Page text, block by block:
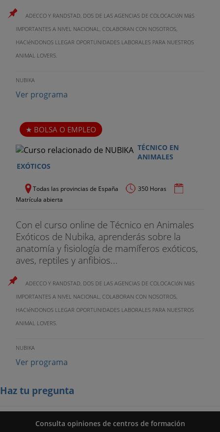
ADECCO Y RANDSTAD, DOS DE LAS AGENCIAS DE COLOCACIóN MáS
IMPORTANTES A NIVEL NACIONAL, COLABORAN CON NOSOTROS,
HACIéNDONOS LLEGAR OPORTUNIDADES LABORALES PARA NUESTROS
ANIMAL LOVERS.
NUBIKA
Ver programa
BOLSA O EMPLEO
TÉCNICO EN
ANIMALES
EXÓTICOS
Todas las provincias de España
350 Horas
Matrícula abierta
Con el curso online de Técnico en Animales
Exóticos de Nubika, aprenderás sobre la
anatomía y fisiología de mamíferos exóticos,
aves, reptiles y anfibios...
ADECCO Y RANDSTAD, DOS DE LAS AGENCIAS DE COLOCACIóN MáS
IMPORTANTES A NIVEL NACIONAL, COLABORAN CON NOSOTROS,
HACIéNDONOS LLEGAR OPORTUNIDADES LABORALES PARA NUESTROS
ANIMAL LOVERS.
NUBIKA
Ver programa
Haz tu pregunta
Consulta opiniones de centros de formación